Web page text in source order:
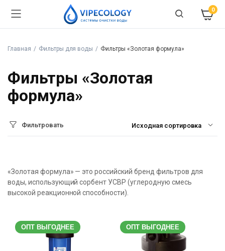
0
Главная Фильтры для воды Фильтры «Золотая формула»
Фильтры «Золотая
формула»
Фильтровать
«Золотая формула» — это российский бренд фильтров для
воды, использующий сорбент УСВР (углеродную смесь
высокой реакционной способности).
ОПТ ВЫГОДНЕЕ ОПТ ВЫГОДНЕЕ